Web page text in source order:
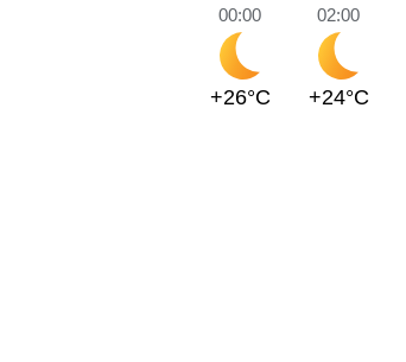
00:00
+26°C
02:00
+24°C